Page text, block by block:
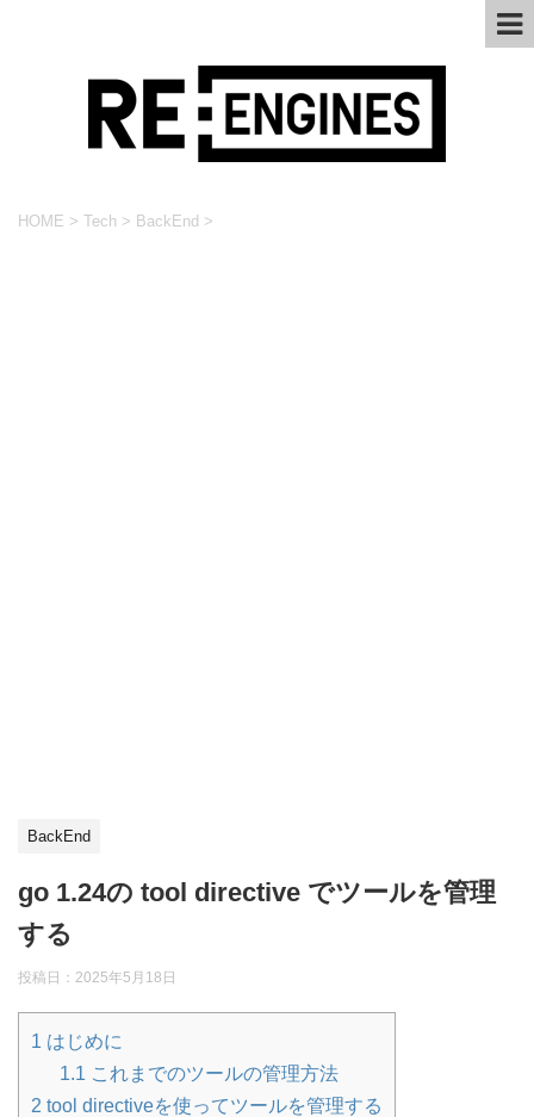
HOME > Tech > BackEnd >
BackEnd
go 1.24の tool directive でツールを管理
する
投稿日： 2025年5月18日
1 はじめに
1.1 これまでのツールの管理方法
2 tool directiveを使ってツールを管理する